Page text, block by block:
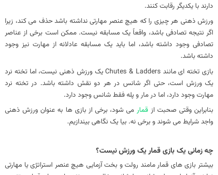
دارند با یکدیگر رقابت کنند.
ورزش ذهنی هر چیزی را که هیچ عنصر مهارتی نداشته باشد حذف می کند، زیرا
اگر نتیجه تصادفی باشد، واقعاً یک مسابقه نیست. ممکن است برخی از عناصر
تصادفی وجود داشته باشد، اما باید یک مسابقه عادلانه از مهارت نیز وجود
داشته باشد.
بازی تخته ای مانند Chutes & Ladders یک ورزش ذهنی نیست، اما تخته نرد
یک ورزش است، حتی اگر شانس در هر دو نقش داشته باشد. در تخته نرد
مهارت وجود دارد، اما در مار و پله فقط شانس وجود دارد.
بنابراین وقتی صحبت از قمار می شود، برخی از بازی ها به عنوان ورزش ذهنی
واجد شرایط می شوند و برخی نه. بیا یک نگاهی بیندازیم.
چه زمانی یک بازی قمار یک ورزش نیست؟
بیشتر بازی‌ های قمار مامند رولت و بخت‌ آزمایی هیچ عنصر استراتژی یا مهارتی